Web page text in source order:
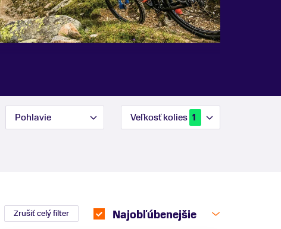
Pohlavie Veľkosť kolies 1
Zrušiť celý filter Najobľúbenejšie